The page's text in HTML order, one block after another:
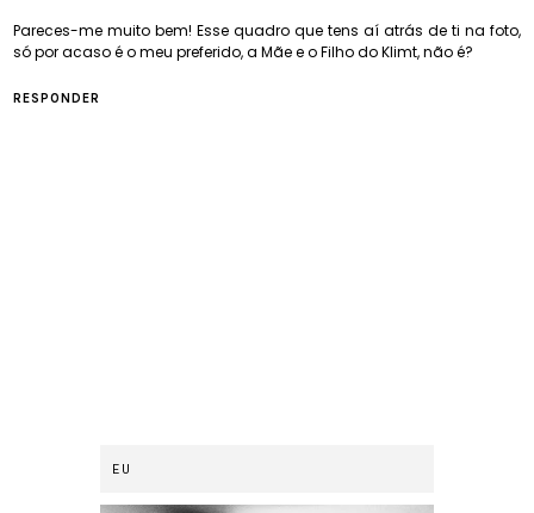
Pareces-me muito bem! Esse quadro que tens aí atrás de ti na foto,
só por acaso é o meu preferido, a Mãe e o Filho do Klimt, não é?
RESPONDER
EU